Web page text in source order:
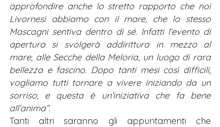
approfondire anche lo stretto rapporto che noi
Livornesi abbiamo con il mare, che lo stesso
Mascagni sentiva dentro di sé. Infatti l’evento di
apertura si svolgerà addirittura in mezzo al
mare, alle Secche della Meloria, un luogo di rara
bellezza e fascino. Dopo tanti mesi così difficili,
vogliamo tutti tornare a vivere iniziando da un
sorriso, e questa è un’iniziativa che fa bene
all’anima”.
Tanti altri saranno gli appuntamenti che